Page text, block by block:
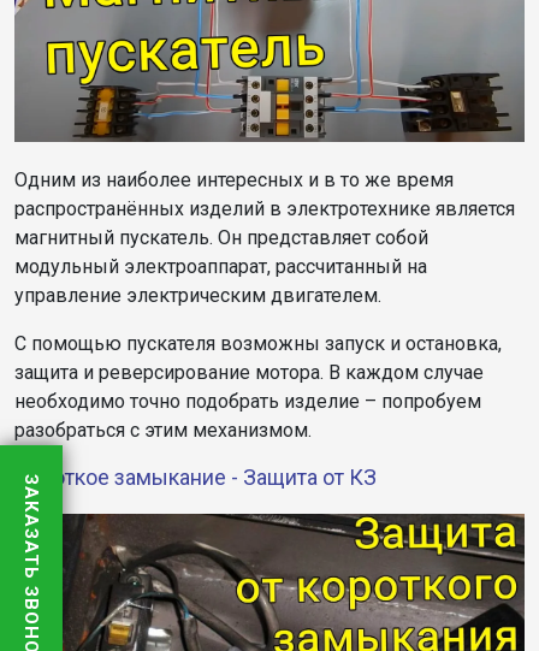
Одним из наиболее интересных и в то же время
распространённых изделий в электротехнике является
магнитный пускатель. Он представляет собой
модульный электроаппарат, рассчитанный на
управление электрическим двигателем.
С помощью пускателя возможны запуск и остановка,
защита и реверсирование мотора. В каждом случае
необходимо точно подобрать изделие – попробуем
разобраться с этим механизмом.
Короткое замыкание - Защита от КЗ
ЗАКАЗАТЬ ЗВОНОК